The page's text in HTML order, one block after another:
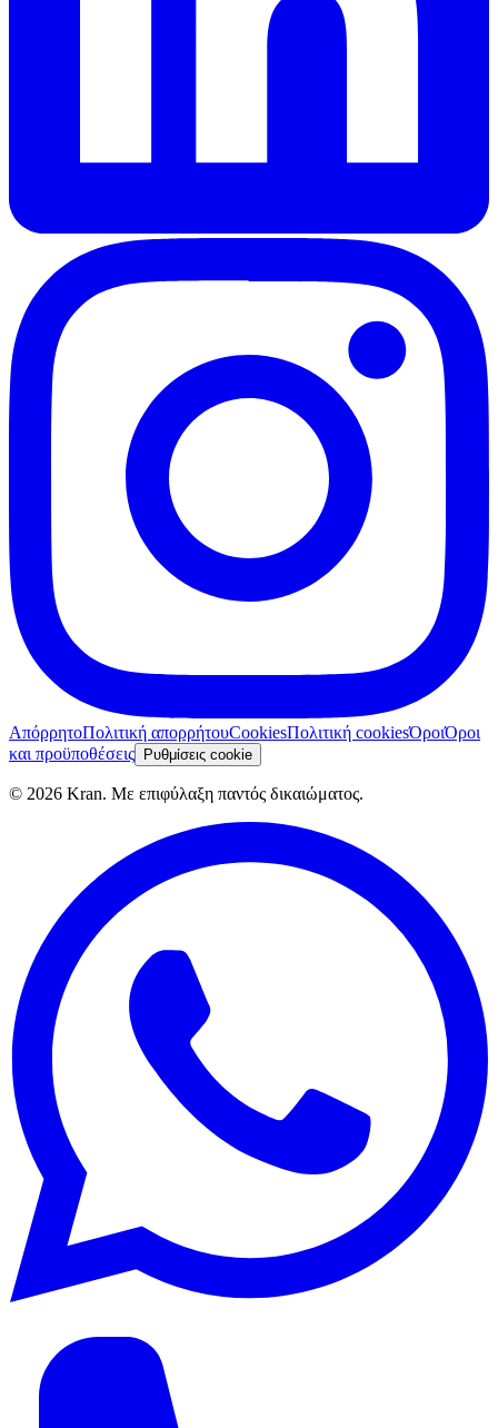
ΑπόρρητοΠολιτική απορρήτουCookiesΠολιτική cookiesΌροιΌροι
και προϋποθέσεις
Ρυθμίσεις cookie
© 2026 Kran. Με επιφύλαξη παντός δικαιώματος.